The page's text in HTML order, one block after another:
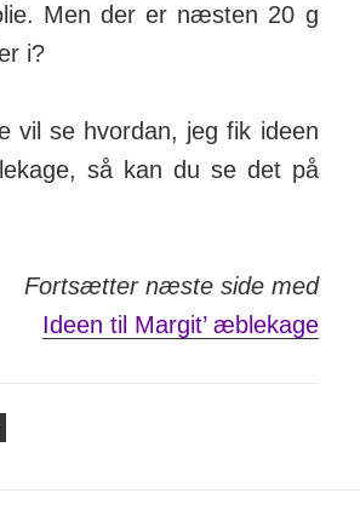
Men der er næsten 20 g
i?
vil se hvordan, jeg fik ideen
så kan du se det på
Fortsætter næste side med
Ideen til Margit’ æblekage